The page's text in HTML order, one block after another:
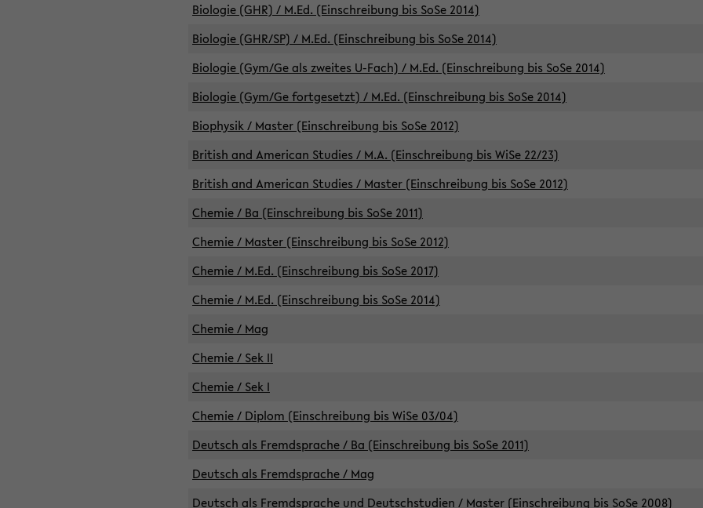
Biologie (GHR) / M.Ed. (Einschreibung bis SoSe 2014)
Biologie (GHR/SP) / M.Ed. (Einschreibung bis SoSe 2014)
Biologie (Gym/Ge als zweites U-Fach) / M.Ed. (Einschreibung bis SoSe 2014)
Biologie (Gym/Ge fortgesetzt) / M.Ed. (Einschreibung bis SoSe 2014)
Biophysik / Master (Einschreibung bis SoSe 2012)
British and American Studies / M.A. (Einschreibung bis WiSe 22/23)
British and American Studies / Master (Einschreibung bis SoSe 2012)
Chemie / Ba (Einschreibung bis SoSe 2011)
Chemie / Master (Einschreibung bis SoSe 2012)
Chemie / M.Ed. (Einschreibung bis SoSe 2017)
Chemie / M.Ed. (Einschreibung bis SoSe 2014)
Chemie / Mag
Chemie / Sek II
Chemie / Sek I
Chemie / Diplom (Einschreibung bis WiSe 03/04)
Deutsch als Fremdsprache / Ba (Einschreibung bis SoSe 2011)
Deutsch als Fremdsprache / Mag
Deutsch als Fremdsprache und Deutschstudien / Master (Einschreibung bis SoSe 2008)